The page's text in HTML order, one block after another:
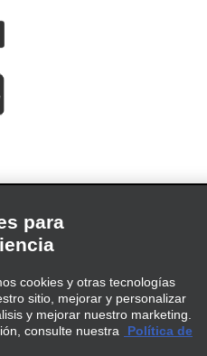
de privacidad
del Consumidor
para
cookies y otras tecnologías
sitio, mejorar y personalizar
y mejorar nuestro marketing.
consulte nuestra
Política de